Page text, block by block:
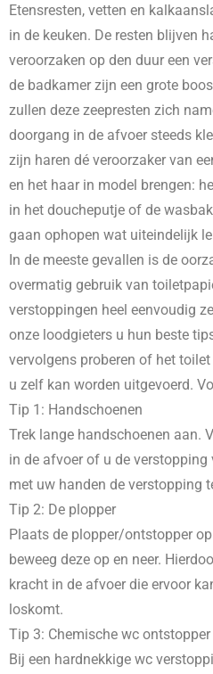
Etensresten, vetten en
in de keuken. De resten blijven
veroorzaken op den duur een
de badkamer zijn een grote
zullen deze zeepresten zich
doorgang in de afvoer steeds
zijn haren dé veroorzaker van
en het haar in model brengen:
in het doucheputje of de
gaan ophopen wat uiteindelijk
In de meeste gevallen is de
overmatig gebruik van
verstoppingen heel eenvoudig
onze loodgieters u hun beste
vervolgens proberen of het
u zelf kan worden uitgevoerd.
Tip 1: Handschoenen
Trek lange handschoenen aan.
in de afvoer of u de verstopping
met uw handen de verstopping
Tip 2: De plopper
Plaats de plopper/ontstopper
beweeg deze op en neer.
kracht in de afvoer die ervoor
loskomt.
Tip 3: Chemische wc ontstopper
Bij een hardnekkige wc